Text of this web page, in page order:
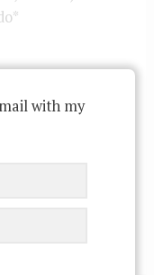
rodelas de
por cerca de 1
ingredientes na
with my